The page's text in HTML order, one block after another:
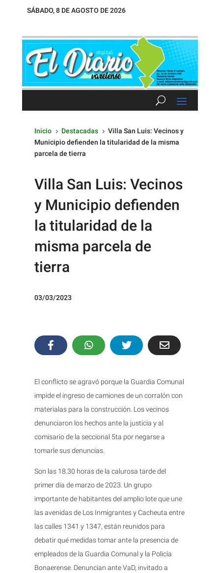
SÁBADO, 8 DE AGOSTO DE 2026
Inicio 5 Destacadas 5 Villa San Luis: Vecinos y
Municipio defienden la titularidad de la misma
parcela de tierra
Villa San Luis: Vecinos
y Municipio defienden
la titularidad de la
misma parcela de
tierra
03/03/2023
El conflicto se agravó porque la Guardia Comunal
impide el ingreso de camiones de un corralón con
materialas para la construcción. Los vecinos
denunciaron los hechos ante la justicia y al
comisario de la seccional 5ta por negarse a
tomarle sus denuncias.
Son las 18.30 horas de la calurosa tarde del
primer día de marzo de 2023. Un grupo
importante de habitantes del amplio lote que une
las avenidas de Los Inmigrantes y Cacheuta entre
las calles 1341 y 1347, están reunidos para
debatir qué medidas tomar ante la presencia de
empleados de la Guardia Comunal y la Policía
Bonaerense. Denuncian ante VaD, invitado a